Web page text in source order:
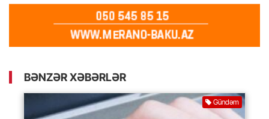
BƏNZƏR XƏBƏRLƏR
Gündəm